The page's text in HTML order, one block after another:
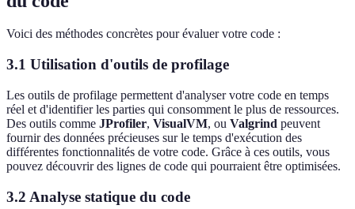
Voici des méthodes concrètes pour évaluer votre code :
3.1 Utilisation d'outils de profilage
Les outils de profilage permettent d'analyser votre code en temps
réel et d'identifier les parties qui consomment le plus de ressources.
Des outils comme JProfiler, VisualVM, ou Valgrind peuvent
fournir des données précieuses sur le temps d'exécution des
différentes fonctionnalités de votre code. Grâce à ces outils, vous
pouvez découvrir des lignes de code qui pourraient être optimisées.
3.2 Analyse statique du code